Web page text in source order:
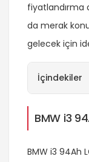
fiyatlandırma
da merak
gelecek için
İçindekiler
BMW i3
BMW i3 94Ah